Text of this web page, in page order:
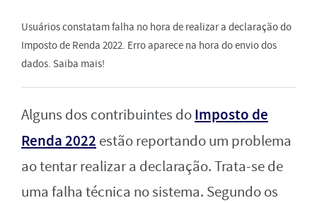
Usuários constatam falha no hora de realizar a declaração do
Imposto de Renda 2022. Erro aparece na hora do envio dos
dados. Saiba mais!
Alguns dos contribuintes doImposto de
Renda 2022 estão reportando um problema
ao tentar realizar a declaração. Trata-se de
uma falha técnica no sistema. Segundo os